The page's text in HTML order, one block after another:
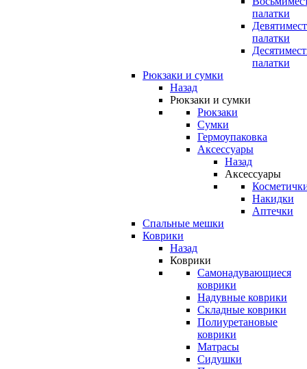
палатки
палатки
палатки
Рюкзаки и сумки
Назад
Рюкзаки и сумки
Рюкзаки
Сумки
Гермоупаковка
Аксессуары
Назад
Аксессуары
Накидки
Аптечки
Спальные мешки
Коврики
Назад
Коврики
Самонадувающиеся
коврики
Надувные коврики
Складные коврики
Полиуретановые
коврики
Матрасы
Сидушки